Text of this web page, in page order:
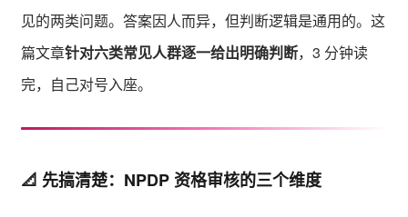
见的两类问题。答案因人而异，但判断逻辑是通用的。这
篇文章针对六类常见人群逐一给出明确判断，3 分钟读
完，自己对号入座。
📐 先搞清楚：NPDP 资格审核的三个维度